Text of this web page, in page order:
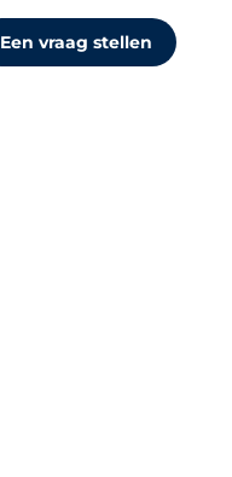
Een vraag stellen